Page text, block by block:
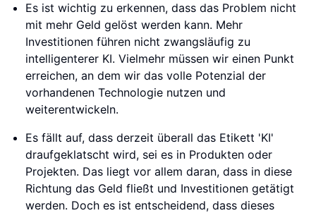
Es ist wichtig zu erkennen, dass das Problem nicht
mit mehr Geld gelöst werden kann. Mehr
Investitionen führen nicht zwangsläufig zu
intelligenterer KI. Vielmehr müssen wir einen Punkt
erreichen, an dem wir das volle Potenzial der
vorhandenen Technologie nutzen und
weiterentwickeln.
Es fällt auf, dass derzeit überall das Etikett 'KI'
draufgeklatscht wird, sei es in Produkten oder
Projekten. Das liegt vor allem daran, dass in diese
Richtung das Geld fließt und Investitionen getätigt
werden. Doch es ist entscheidend, dass dieses